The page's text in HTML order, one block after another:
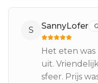
S SannyLofer
Het eten was
uit.
sfeer. Prijs